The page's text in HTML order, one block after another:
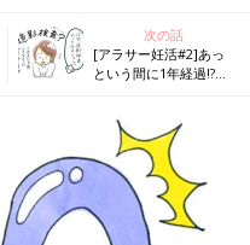
次の話
[アラサー妊活#2]あっ
という間に1年経過!?い